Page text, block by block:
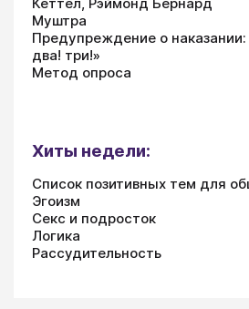
Муштра
Предупреждение о наказании:
два! три!»
Метод опроса
Хиты недели:
Список позитивных тем для
Эгоизм
Секс и подросток
Логика
Рассудительность